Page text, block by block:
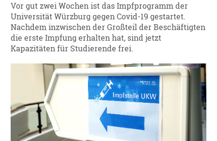
Vor gut zwei Wochen ist das Impfprogramm der
Universität Würzburg gegen Covid-19 gestartet.
Nachdem inzwischen der Großteil der Beschäftigten
die erste Impfung erhalten hat, sind jetzt
Kapazitäten für Studierende frei.